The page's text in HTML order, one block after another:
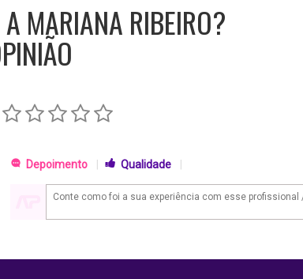
MARIANA RIBEIRO?
Depoimento Qualidade